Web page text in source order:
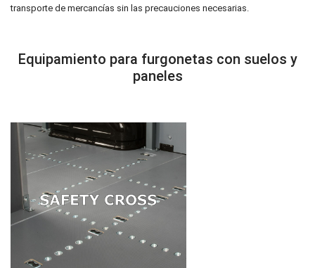
transporte de mercancías sin las precauciones necesarias.
Equipamiento para furgonetas con suelos y
paneles